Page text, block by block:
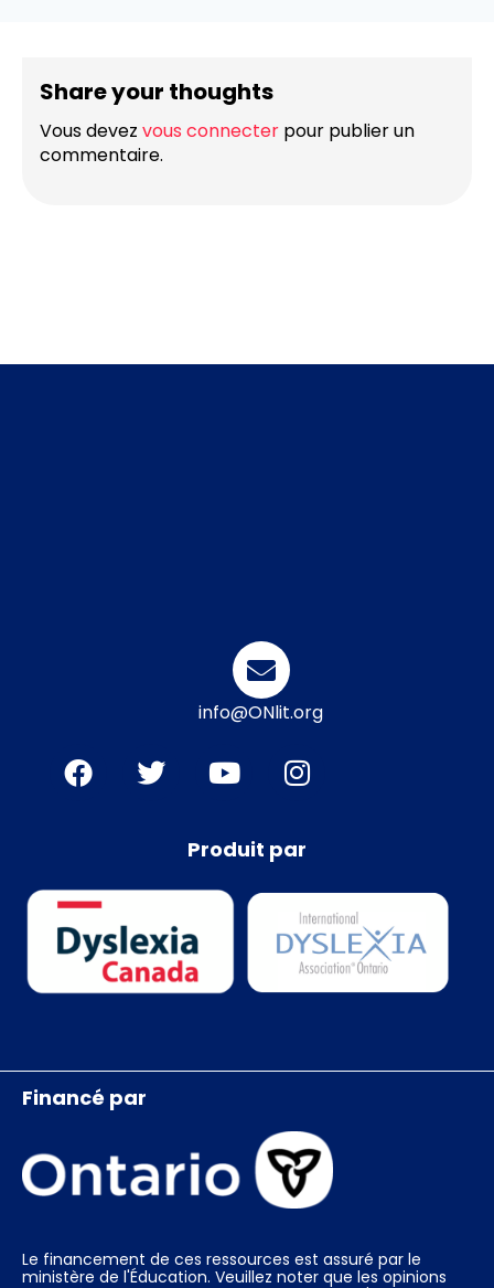
Share your thoughts
Vous devez vous connecter pour publier un
commentaire.
info@ONlit.org
Produit par
Financé par
Le financement de ces ressources est assuré par le
ministère de l'Éducation. Veuillez noter que les opinions